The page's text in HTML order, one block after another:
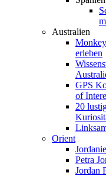
Australien
erleben
GPS
of
20
Orient
Petra
Jordan